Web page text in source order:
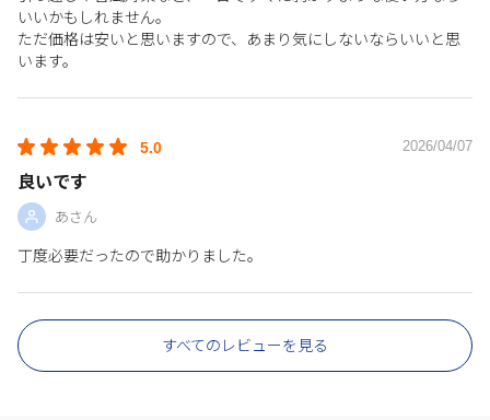
いいかもしれません。
ただ価格は安いと思いますので、あまり気にしないならいいと思
います。
5.0 2026/04/07
良いです
あさん
丁度必要だったので助かりました。
すべてのレビューを見る